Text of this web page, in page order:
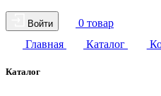
Войти
0 товар
Главная
Каталог
Каталог